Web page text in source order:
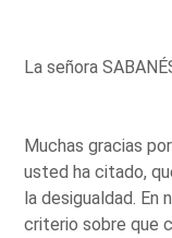
La señora
Muchas gracias
usted ha citado,
la desigualdad.
criterio sobre que